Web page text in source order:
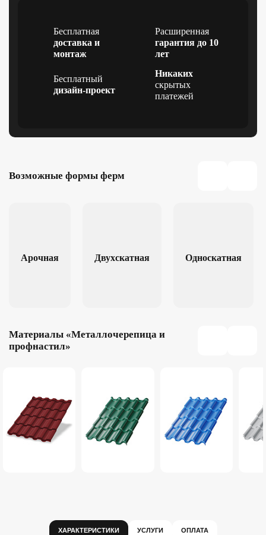
Бесплатная
доставка и
монтаж
Расширенная
гарантия до 10
лет
Бесплатный
дизайн-проект
Никаких
скрытых
платежей
Возможные формы ферм
Арочная Двухскатная Односкатная
Материалы «Металлочерепица и
профнастил»
ХАРАКТЕРИСТИКИ УСЛУГИ ОПЛАТА